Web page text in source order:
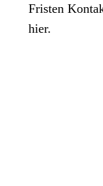
Fristen
hier.